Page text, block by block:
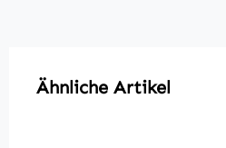
Produktgalerie überspringen
Ähnliche Artikel